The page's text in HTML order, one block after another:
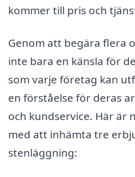
kommer till pris och
Genom att begära flera
inte bara en känsla för
som varje företag kan
en förståelse för deras
och kundservice. Här är
med att inhämta tre
stenläggning: